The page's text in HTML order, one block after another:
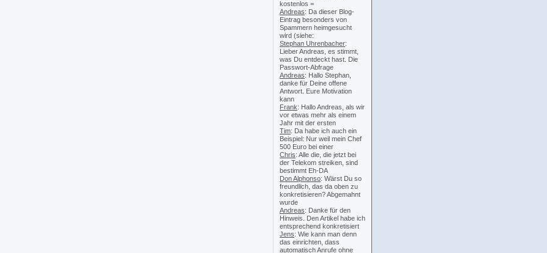
kostenlos =
Andreas: Da dieser Blog-
Eintrag besonders von
Spammern heimgesucht
wird (siehe:
Stephan Uhrenbacher:
Lieber Andreas, es stimmt,
was Du entdeckt hast. Die
Passwort-Abfrage
Andreas: Hallo Stephan,
danke für Deine offene
Antwort. Eure Motivation
kann
Frank: Hallo Andreas, als wir
vor etwas mehr als einem
Jahr mit der ersten
Tim: Da habe ich auch ein
Beispiel: Nur weil mein Chef
500 Euro bei einer
Chris: Alle die, die jetzt bei
der Telekom streiken, sind
bestimmt Eh-DA
Don Alphonso: Wärst Du so
freundlich, das da oben zu
konkretisieren? Abgemahnt
wurde
Andreas: Danke für den
Hinweis. Den Artikel habe ich
entsprechend konkretisiert
Jens: Wie kann man denn
das einrichten, dass
automatisch Anrufe ohne